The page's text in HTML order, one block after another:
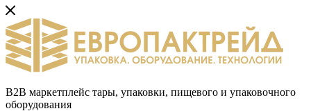
B2B маркетплейс тары, упаковки, пищевого и упаковочного
оборудования